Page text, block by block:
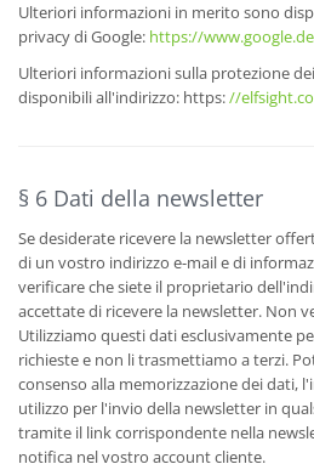
Ulteriori informazioni in merito sono
privacy di Google: https://
Ulteriori informazioni sulla protezione
disponibili all'indirizzo: https://
§ 6 Dati della newsletter
Se desiderate ricevere la newsletter
di un vostro indirizzo e-mail e di
verificare che siete il proprietario
accettate di ricevere la newsletter. Non
Utilizziamo questi dati esclusivamente
richieste e non li trasmettiamo a terzi.
consenso alla memorizzazione dei dati,
utilizzo per l'invio della newsletter in
tramite il link corrispondente nella
notifica nel vostro account cliente.